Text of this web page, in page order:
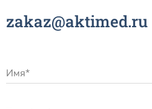
zakaz@aktimed.ru